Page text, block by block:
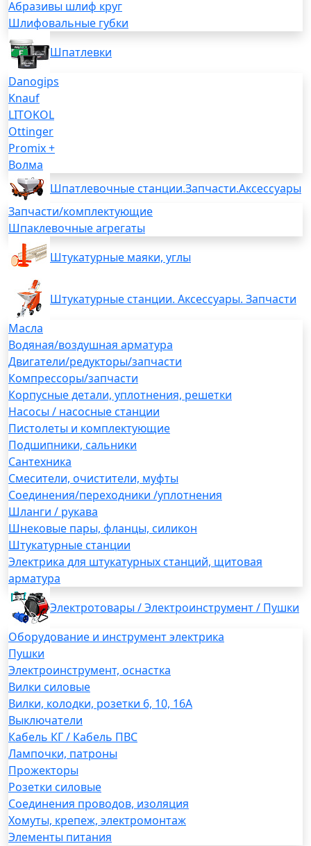
Абразивы шлиф круг
Шлифовальные губки
Шпатлевки
Danogips
Knauf
LITOKOL
Ottinger
Promix +
Волма
Шпатлевочные станции.Запчасти.Аксессуары
Запчасти/комплектующие
Шпаклевочные агрегаты
Штукатурные маяки, углы
Штукатурные станции. Аксессуары. Запчасти
Масла
Водяная/воздушная арматура
Двигатели/редукторы/запчасти
Компрессоры/запчасти
Корпусные детали, уплотнения, решетки
Насосы / насосные станции
Пистолеты и комплектующие
Подшипники, сальники
Сантехника
Смесители, очистители, муфты
Соединения/переходники /уплотнения
Шланги / рукава
Шнековые пары, фланцы, силикон
Штукатурные станции
Электрика для штукатурных станций, щитовая
арматура
Электротовары / Электроинструмент / Пушки
Оборудование и инструмент электрика
Пушки
Электроинструмент, оснастка
Вилки силовые
Вилки, колодки, розетки 6, 10, 16А
Выключатели
Кабель КГ / Кабель ПВС
Лампочки, патроны
Прожекторы
Розетки силовые
Соединения проводов, изоляция
Хомуты, крепеж, электромонтаж
Элементы питания